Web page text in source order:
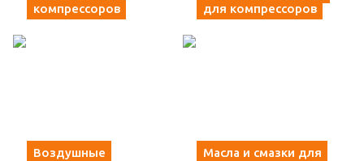
компрессоров
для компрессоров
Воздушные
Масла и смазки для